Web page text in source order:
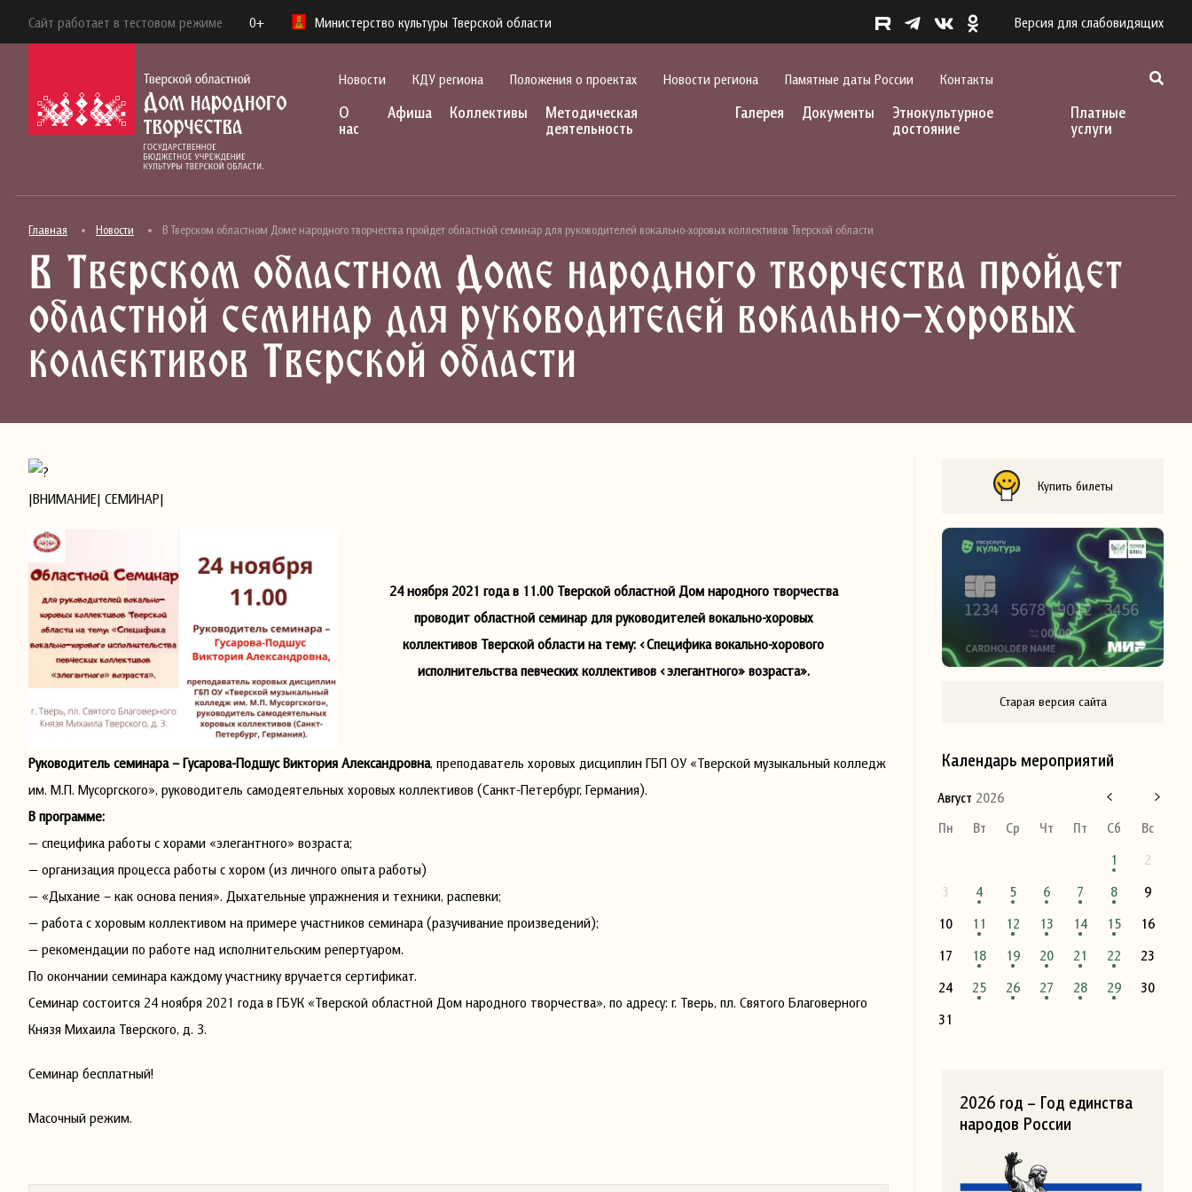
Сайт работает в тестовом режиме 0+ Министерство культуры Тверской области Версия для слабовидящих
Новости КДУ региона Положения о проектах Новости региона Памятные даты России Контакты
О
нас
Афиша Коллективы
Методическая
деятельность
Галерея Документы
Этнокультурное
достояние
Платные
услуги
Главная Новости В Тверском областном Доме народного творчества пройдет областной семинар для руководителей вокально-хоровых коллективов Тверской области
В Тверском областном Доме народного творчества пройдет
областной семинар для руководителей вокально-хоровых
коллективов Тверской области
|ВНИМАНИЕ| СЕМИНАР|
24 ноября 2021 года в 11.00 Тверской областной Дом народного творчества
проводит областной семинар для руководителей вокально-хоровых
коллективов Тверской области на тему: «Специфика вокально-хорового
исполнительства певческих коллективов «элегантного» возраста».
Руководитель семинара – Гусарова-Подшус Виктория Александровна, преподаватель хоровых дисциплин ГБП ОУ «Тверской музыкальный колледж
им. М.П. Мусоргского», руководитель самодеятельных хоровых коллективов (Санкт-Петербург, Германия).
В программе:
— специфика работы с хорами «элегантного» возраста;
— организация процесса работы с хором (из личного опыта работы)
— «Дыхание – как основа пения». Дыхательные упражнения и техники, распевки;
— работа с хоровым коллективом на примере участников семинара (разучивание произведений);
— рекомендации по работе над исполнительским репертуаром.
По окончании семинара каждому участнику вручается сертификат.
Семинар состоится 24 ноября 2021 года в ГБУК «Тверской областной Дом народного творчества», по адресу: г. Тверь, пл. Святого Благоверного
Князя Михаила Тверского, д. 3.
Семинар бесплатный!
Масочный режим.
Купить билеты
Старая версия сайта
Календарь мероприятий
Август 2026
Пн
Вт Ср Чт Пт Сб
Вс
1
2
3
4 5 6 7 8
9
10
11 12 13 14 15
16
17
18 19 20 21 22
23
24
25 26 27 28 29
30
31
2026 год – Год единства
народов России